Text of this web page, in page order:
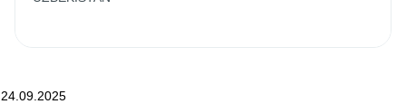
24.09.2025